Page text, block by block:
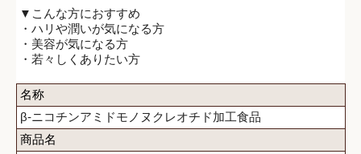
▼こんな方におすすめ
・ハリや潤いが気になる方
・美容が気になる方
・若々しくありたい方
名称
β-ニコチンアミドモノヌクレオチド加工食品
商品名